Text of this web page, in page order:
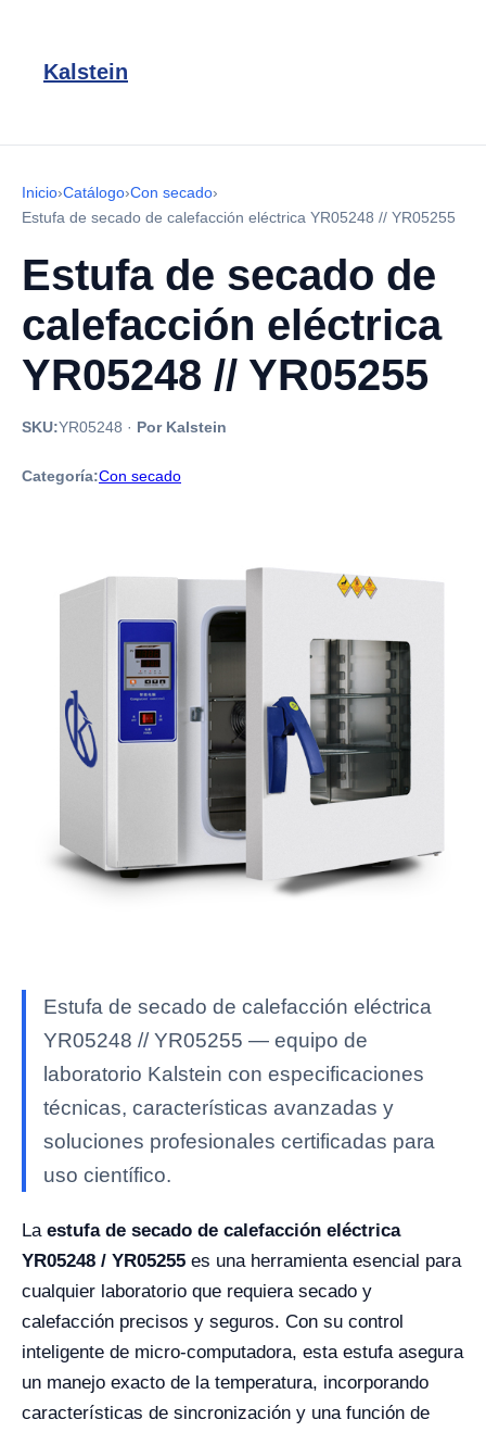
Kalstein
Inicio›Catálogo›Con secado›
Estufa de secado de calefacción eléctrica YR05248 // YR05255
Estufa de secado de
calefacción eléctrica
YR05248 // YR05255
SKU:YR05248 · Por Kalstein
Categoría:Con secado
Estufa de secado de calefacción eléctrica
YR05248 // YR05255 — equipo de
laboratorio Kalstein con especificaciones
técnicas, características avanzadas y
soluciones profesionales certificadas para
uso científico.
La estufa de secado de calefacción eléctrica
YR05248 / YR05255 es una herramienta esencial para
cualquier laboratorio que requiera secado y
calefacción precisos y seguros. Con su control
inteligente de micro-computadora, esta estufa asegura
un manejo exacto de la temperatura, incorporando
características de sincronización y una función de